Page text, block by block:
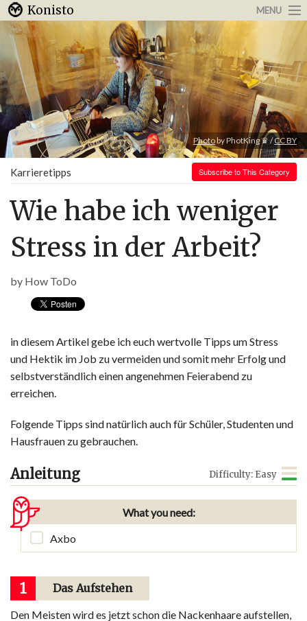
Konisto MENU
Arbeit & Karriere
Internet
Urlaub & Reisen
Photoby PhotKing ♛ /CC BY
Karrieretipps Subscribe to This Category
Wie habe ich weniger
Stress in der Arbeit?
by How ToDo
in diesem Artikel gebe ich euch wertvolle Tipps um Stress
und Hektik im Job zu vermeiden und somit mehr Erfolg und
selbstverständlich einen angenehmen Feierabend zu
erreichen.
Folgende Tipps sind natürlich auch für Schüler, Studenten und
Hausfrauen zu gebrauchen.
Anleitung Difficulty: Easy
What you need:
Axbo
1 Das Aufstehen
Den Meisten wird es jetzt schon die Nackenhaare aufstellen,